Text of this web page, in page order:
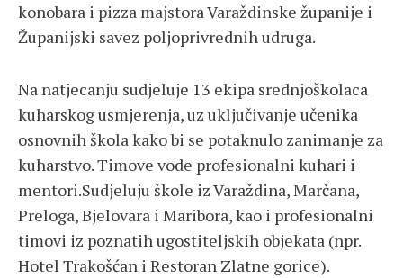
konobara i pizza majstora Varaždinske županije i
Županijski savez poljoprivrednih udruga.
Na natjecanju sudjeluje 13 ekipa srednjoškolaca
kuharskog usmjerenja, uz uključivanje učenika
osnovnih škola kako bi se potaknulo zanimanje za
kuharstvo. Timove vode profesionalni kuhari i
mentori.Sudjeluju škole iz Varaždina, Marčana,
Preloga, Bjelovara i Maribora, kao i profesionalni
timovi iz poznatih ugostiteljskih objekata (npr.
Hotel Trakošćan i Restoran Zlatne gorice).